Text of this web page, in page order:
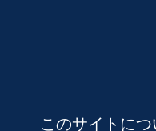
このサイトにつ